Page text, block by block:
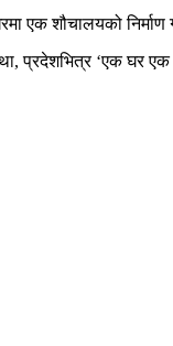
एक शौचालयको
‘एक घर एक